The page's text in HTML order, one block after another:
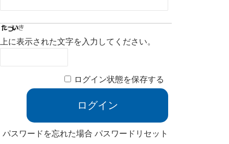
上に表示された文字を入力してください。
ログイン状態を保存する
パスワードを忘れた場合パスワードリセット